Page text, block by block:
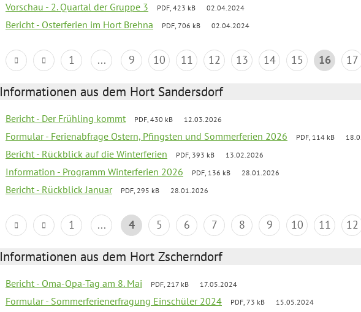
Vorschau - 2. Quartal der Gruppe 3 PDF, 423 kB 02.04.2024
Bericht - Osterferien im Hort Brehna PDF, 706 kB 02.04.2024
1 ... 9 10 11 12 13 14 15 16 17
Informationen aus dem Hort Sandersdorf
Bericht - Der Frühling kommt PDF, 430 kB 12.03.2026
Formular - Ferienabfrage Ostern, Pfingsten und Sommerferien 2026 PDF, 114 kB
Bericht - Rückblick auf die Winterferien PDF, 393 kB 13.02.2026
Information - Programm Winterferien 2026 PDF, 136 kB 28.01.2026
Bericht - Rückblick Januar PDF, 295 kB 28.01.2026
1 ... 4 5 6 7 8 9 10 11 12
Informationen aus dem Hort Zscherndorf
Bericht - Oma-Opa-Tag am 8. Mai PDF, 217 kB 17.05.2024
Formular - Sommerferienerfragung Einschüler 2024 PDF, 73 kB 15.05.2024